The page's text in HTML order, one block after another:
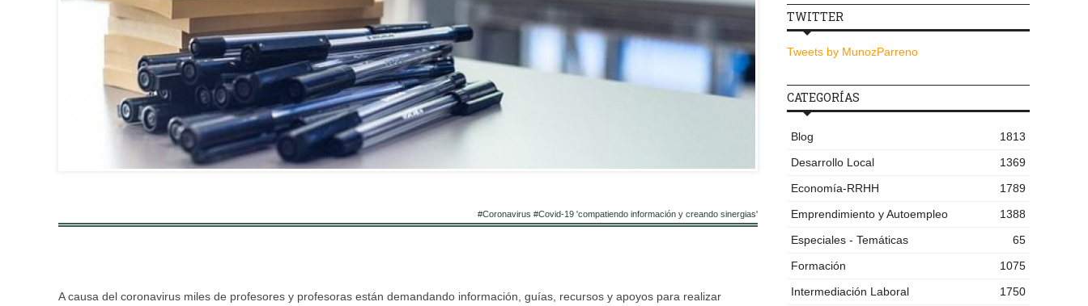
#Coronavirus #Covid-19 'compatiendo información y creando sinergias'
A causa del coronavirus miles de profesores y profesoras están demandando información, guías, recursos y apoyos para realizar
TWITTER
Tweets by MunozParreno
CATEGORÍAS
Blog
1813
Desarrollo Local
1369
Economía-RRHH
1789
Emprendimiento y Autoempleo
1388
Especiales - Temáticas
65
Formación
1075
Intermediación Laboral
1750